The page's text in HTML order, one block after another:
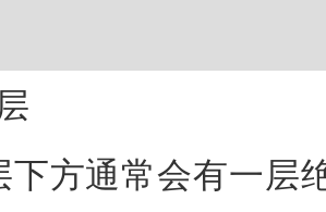
下方通常会有一层